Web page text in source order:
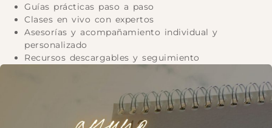
Guías prácticas paso a paso
Clases en vivo con expertos
Asesorías y acompañamiento individual y
personalizado
Recursos descargables y seguimiento